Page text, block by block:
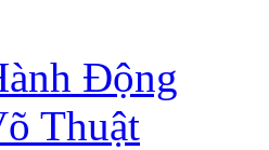
Động
Thuật